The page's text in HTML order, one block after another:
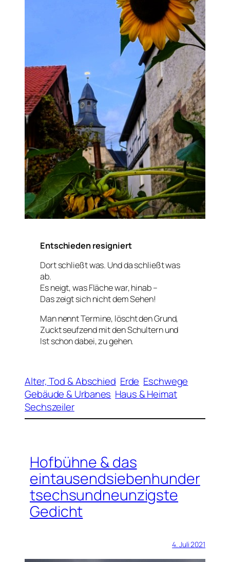
Entschieden resigniert
Dort schließt was. Und da schließt was
ab.
Es neigt, was Fläche war, hinab –
Das zeigt sich nicht dem Sehen!
Man nennt Termine, löscht den Grund,
Zuckt seufzend mit den Schultern und
Ist schon dabei, zu gehen.
Alter, Tod & Abschied Erde Eschwege
Gebäude & Urbanes Haus & Heimat
Sechszeiler
Hofbühne & das
eintausendsiebenhunder
tsechsundneunzigste
Gedicht
4. Juli 2021